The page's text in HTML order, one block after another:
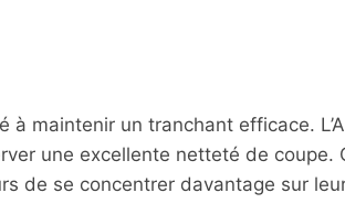
à maintenir un tranchant efficace.
une excellente netteté de coupe.
de se concentrer davantage sur